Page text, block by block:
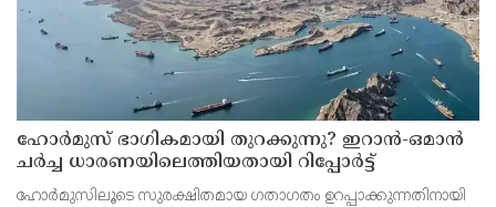
ഹോര്‍മുസ് ഭാഗികമായി തുറക്കുന്നു? ഇറാന്‍-ഒമാന്‍
ചര്‍ച്ച ധാരണയിലെത്തിയതായി റിപ്പോര്‍ട്ട്
ഹോര്‍മുസിലൂടെ സുരക്ഷിതമായ ഗതാഗതം ഉറപ്പാക്കുന്നതിനായി